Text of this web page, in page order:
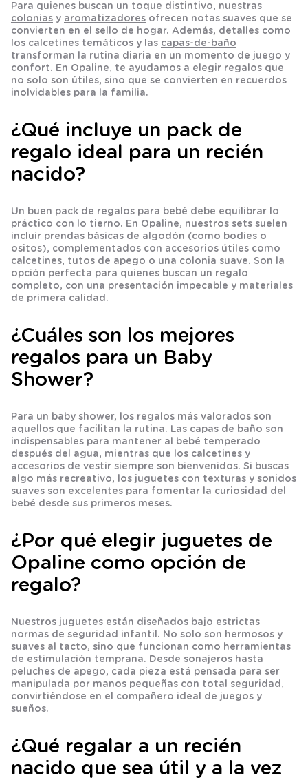
Para quienes buscan un toque distintivo, nuestras
colonias y aromatizadores ofrecen notas suaves que se
convierten en el sello de hogar. Además, detalles como
los calcetines temáticos y las capas-de-baño
transforman la rutina diaria en un momento de juego y
confort. En Opaline, te ayudamos a elegir regalos que
no solo son útiles, sino que se convierten en recuerdos
inolvidables para la familia.
¿Qué incluye un pack de
regalo ideal para un recién
nacido?
Un buen pack de regalos para bebé debe equilibrar lo
práctico con lo tierno. En Opaline, nuestros sets suelen
incluir prendas básicas de algodón (como bodies o
ositos), complementados con accesorios útiles como
calcetines, tutos de apego o una colonia suave. Son la
opción perfecta para quienes buscan un regalo
completo, con una presentación impecable y materiales
de primera calidad.
¿Cuáles son los mejores
regalos para un Baby
Shower?
Para un baby shower, los regalos más valorados son
aquellos que facilitan la rutina. Las capas de baño son
indispensables para mantener al bebé temperado
después del agua, mientras que los calcetines y
accesorios de vestir siempre son bienvenidos. Si buscas
algo más recreativo, los juguetes con texturas y sonidos
suaves son excelentes para fomentar la curiosidad del
bebé desde sus primeros meses.
¿Por qué elegir juguetes de
Opaline como opción de
regalo?
Nuestros juguetes están diseñados bajo estrictas
normas de seguridad infantil. No solo son hermosos y
suaves al tacto, sino que funcionan como herramientas
de estimulación temprana. Desde sonajeros hasta
peluches de apego, cada pieza está pensada para ser
manipulada por manos pequeñas con total seguridad,
convirtiéndose en el compañero ideal de juegos y
sueños.
¿Qué regalar a un recién
nacido que sea útil y a la vez